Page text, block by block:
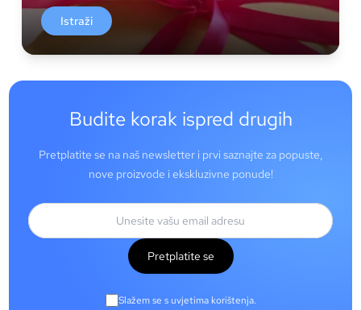
Istraži
Budite korak ispred drugih
Pretplatite se na naš newsletter i prvi saznajte za popuste,
nove proizvode i ekskluzivne ponude!
Pretplatite se
Slažem se s uvjetima korištenja.